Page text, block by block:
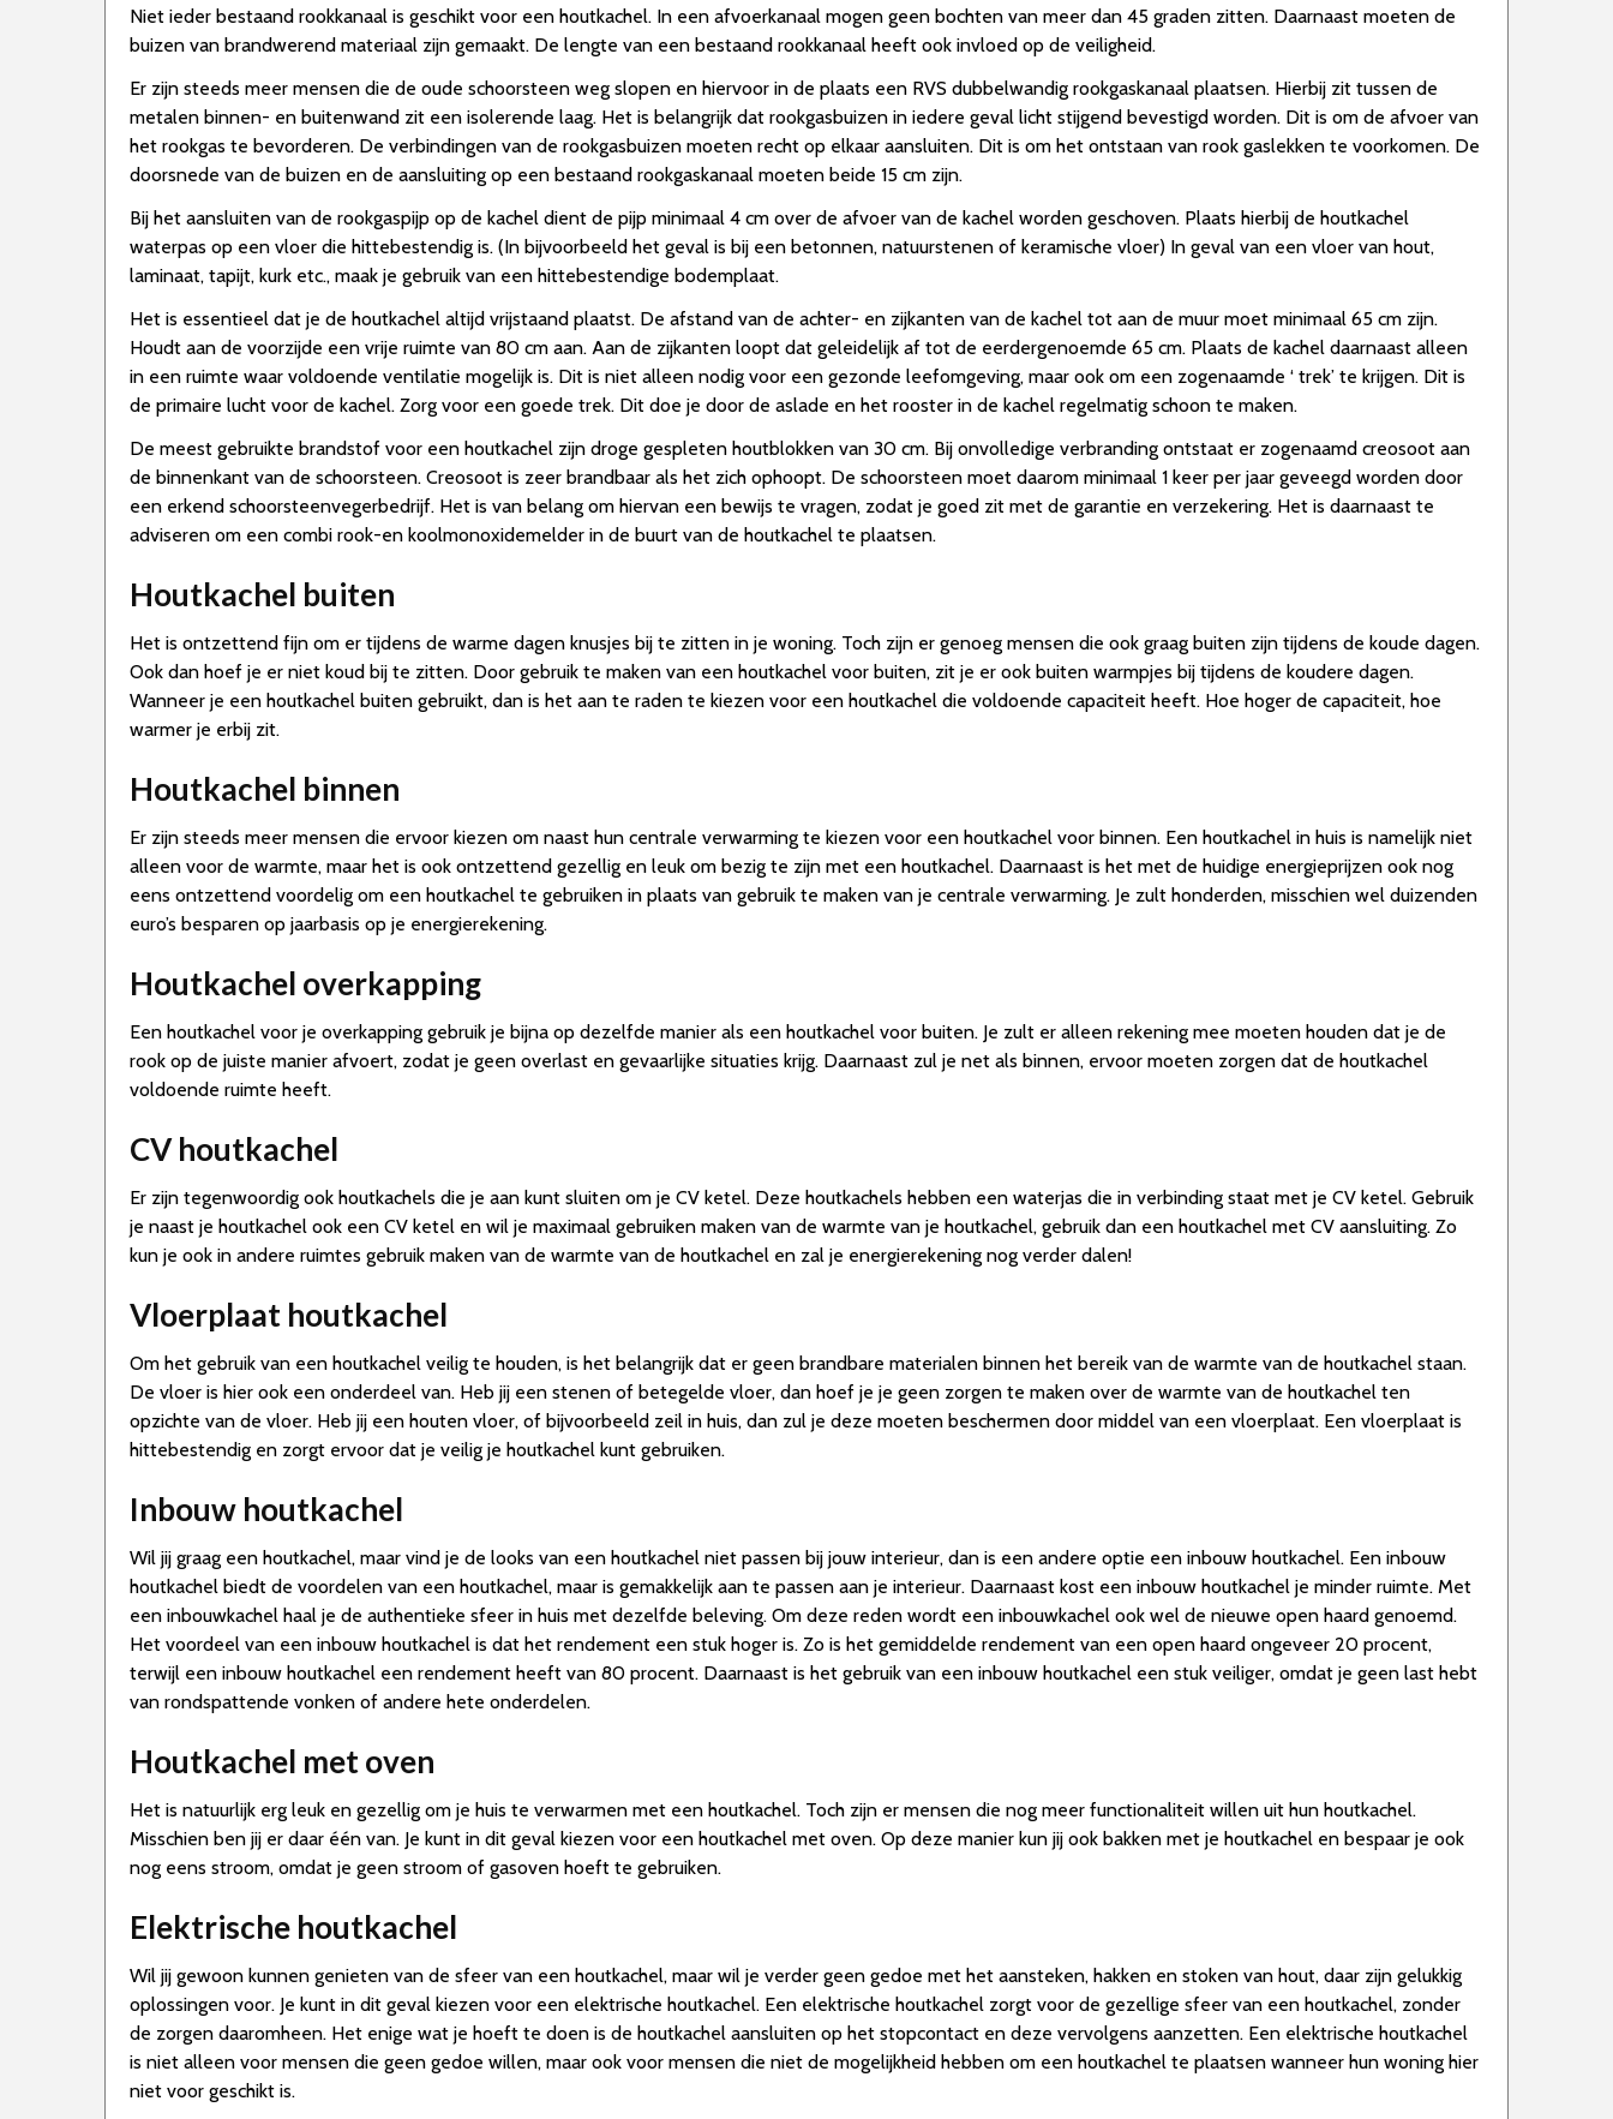
Niet ieder bestaand rookkanaal is geschikt voor een houtkachel. In een afvoerkanaal mogen geen bochten van meer dan 45 graden zitten. Daarnaast moeten de
buizen van brandwerend materiaal zijn gemaakt. De lengte van een bestaand rookkanaal heeft ook invloed op de veiligheid.
Er zijn steeds meer mensen die de oude schoorsteen weg slopen en hiervoor in de plaats een RVS dubbelwandig rookgaskanaal plaatsen. Hierbij zit tussen de
metalen binnen- en buitenwand zit een isolerende laag. Het is belangrijk dat rookgasbuizen in iedere geval licht stijgend bevestigd worden. Dit is om de afvoer van
het rookgas te bevorderen. De verbindingen van de rookgasbuizen moeten recht op elkaar aansluiten. Dit is om het ontstaan van rook gaslekken te voorkomen. De
doorsnede van de buizen en de aansluiting op een bestaand rookgaskanaal moeten beide 15 cm zijn.
Bij het aansluiten van de rookgaspijp op de kachel dient de pijp minimaal 4 cm over de afvoer van de kachel worden geschoven. Plaats hierbij de houtkachel
waterpas op een vloer die hittebestendig is. (In bijvoorbeeld het geval is bij een betonnen, natuurstenen of keramische vloer) In geval van een vloer van hout,
laminaat, tapijt, kurk etc., maak je gebruik van een hittebestendige bodemplaat.
Het is essentieel dat je de houtkachel altijd vrijstaand plaatst. De afstand van de achter- en zijkanten van de kachel tot aan de muur moet minimaal 65 cm zijn.
Houdt aan de voorzijde een vrije ruimte van 80 cm aan. Aan de zijkanten loopt dat geleidelijk af tot de eerdergenoemde 65 cm. Plaats de kachel daarnaast alleen
in een ruimte waar voldoende ventilatie mogelijk is. Dit is niet alleen nodig voor een gezonde leefomgeving, maar ook om een zogenaamde ‘ trek’ te krijgen. Dit is
de primaire lucht voor de kachel. Zorg voor een goede trek. Dit doe je door de aslade en het rooster in de kachel regelmatig schoon te maken.
De meest gebruikte brandstof voor een houtkachel zijn droge gespleten houtblokken van 30 cm. Bij onvolledige verbranding ontstaat er zogenaamd creosoot aan
de binnenkant van de schoorsteen. Creosoot is zeer brandbaar als het zich ophoopt. De schoorsteen moet daarom minimaal 1 keer per jaar geveegd worden door
een erkend schoorsteenvegerbedrijf. Het is van belang om hiervan een bewijs te vragen, zodat je goed zit met de garantie en verzekering. Het is daarnaast te
adviseren om een combi rook-en koolmonoxidemelder in de buurt van de houtkachel te plaatsen.
Houtkachel buiten
Het is ontzettend fijn om er tijdens de warme dagen knusjes bij te zitten in je woning. Toch zijn er genoeg mensen die ook graag buiten zijn tijdens de koude dagen.
Ook dan hoef je er niet koud bij te zitten. Door gebruik te maken van een houtkachel voor buiten, zit je er ook buiten warmpjes bij tijdens de koudere dagen.
Wanneer je een houtkachel buiten gebruikt, dan is het aan te raden te kiezen voor een houtkachel die voldoende capaciteit heeft. Hoe hoger de capaciteit, hoe
warmer je erbij zit.
Houtkachel binnen
Er zijn steeds meer mensen die ervoor kiezen om naast hun centrale verwarming te kiezen voor een houtkachel voor binnen. Een houtkachel in huis is namelijk niet
alleen voor de warmte, maar het is ook ontzettend gezellig en leuk om bezig te zijn met een houtkachel. Daarnaast is het met de huidige energieprijzen ook nog
eens ontzettend voordelig om een houtkachel te gebruiken in plaats van gebruik te maken van je centrale verwarming. Je zult honderden, misschien wel duizenden
euro’s besparen op jaarbasis op je energierekening.
Houtkachel overkapping
Een houtkachel voor je overkapping gebruik je bijna op dezelfde manier als een houtkachel voor buiten. Je zult er alleen rekening mee moeten houden dat je de
rook op de juiste manier afvoert, zodat je geen overlast en gevaarlijke situaties krijg. Daarnaast zul je net als binnen, ervoor moeten zorgen dat de houtkachel
voldoende ruimte heeft.
CV houtkachel
Er zijn tegenwoordig ook houtkachels die je aan kunt sluiten om je CV ketel. Deze houtkachels hebben een waterjas die in verbinding staat met je CV ketel. Gebruik
je naast je houtkachel ook een CV ketel en wil je maximaal gebruiken maken van de warmte van je houtkachel, gebruik dan een houtkachel met CV aansluiting. Zo
kun je ook in andere ruimtes gebruik maken van de warmte van de houtkachel en zal je energierekening nog verder dalen!
Vloerplaat houtkachel
Om het gebruik van een houtkachel veilig te houden, is het belangrijk dat er geen brandbare materialen binnen het bereik van de warmte van de houtkachel staan.
De vloer is hier ook een onderdeel van. Heb jij een stenen of betegelde vloer, dan hoef je je geen zorgen te maken over de warmte van de houtkachel ten
opzichte van de vloer. Heb jij een houten vloer, of bijvoorbeeld zeil in huis, dan zul je deze moeten beschermen door middel van een vloerplaat. Een vloerplaat is
hittebestendig en zorgt ervoor dat je veilig je houtkachel kunt gebruiken.
Inbouw houtkachel
Wil jij graag een houtkachel, maar vind je de looks van een houtkachel niet passen bij jouw interieur, dan is een andere optie een inbouw houtkachel. Een inbouw
houtkachel biedt de voordelen van een houtkachel, maar is gemakkelijk aan te passen aan je interieur. Daarnaast kost een inbouw houtkachel je minder ruimte. Met
een inbouwkachel haal je de authentieke sfeer in huis met dezelfde beleving. Om deze reden wordt een inbouwkachel ook wel de nieuwe open haard genoemd.
Het voordeel van een inbouw houtkachel is dat het rendement een stuk hoger is. Zo is het gemiddelde rendement van een open haard ongeveer 20 procent,
terwijl een inbouw houtkachel een rendement heeft van 80 procent. Daarnaast is het gebruik van een inbouw houtkachel een stuk veiliger, omdat je geen last hebt
van rondspattende vonken of andere hete onderdelen.
Houtkachel met oven
Het is natuurlijk erg leuk en gezellig om je huis te verwarmen met een houtkachel. Toch zijn er mensen die nog meer functionaliteit willen uit hun houtkachel.
Misschien ben jij er daar één van. Je kunt in dit geval kiezen voor een houtkachel met oven. Op deze manier kun jij ook bakken met je houtkachel en bespaar je ook
nog eens stroom, omdat je geen stroom of gasoven hoeft te gebruiken.
Elektrische houtkachel
Wil jij gewoon kunnen genieten van de sfeer van een houtkachel, maar wil je verder geen gedoe met het aansteken, hakken en stoken van hout, daar zijn gelukkig
oplossingen voor. Je kunt in dit geval kiezen voor een elektrische houtkachel. Een elektrische houtkachel zorgt voor de gezellige sfeer van een houtkachel, zonder
de zorgen daaromheen. Het enige wat je hoeft te doen is de houtkachel aansluiten op het stopcontact en deze vervolgens aanzetten. Een elektrische houtkachel
is niet alleen voor mensen die geen gedoe willen, maar ook voor mensen die niet de mogelijkheid hebben om een houtkachel te plaatsen wanneer hun woning hier
niet voor geschikt is.